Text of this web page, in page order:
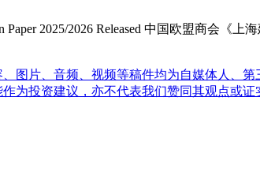
Paper 2025/2026 Released 中国欧盟商会《上
图片、音频、视频等稿件均为自媒体人、
为投资建议，亦不代表我们赞同其观点或证